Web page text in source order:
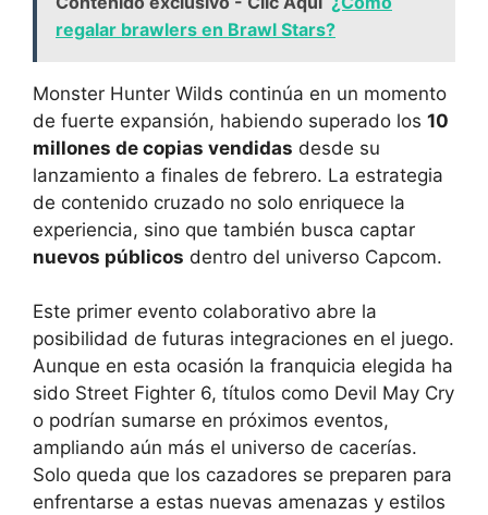
regalar brawlers en Brawl Stars?
Monster Hunter Wilds continúa en un momento
de fuerte expansión, habiendo superado los 10
millones de copias vendidas desde su
lanzamiento a finales de febrero. La estrategia
de contenido cruzado no solo enriquece la
experiencia, sino que también busca captar
nuevos públicos dentro del universo Capcom.
Este primer evento colaborativo abre la
posibilidad de futuras integraciones en el juego.
Aunque en esta ocasión la franquicia elegida ha
sido Street Fighter 6, títulos como Devil May Cry
o podrían sumarse en próximos eventos,
ampliando aún más el universo de cacerías.
Solo queda que los cazadores se preparen para
enfrentarse a estas nuevas amenazas y estilos